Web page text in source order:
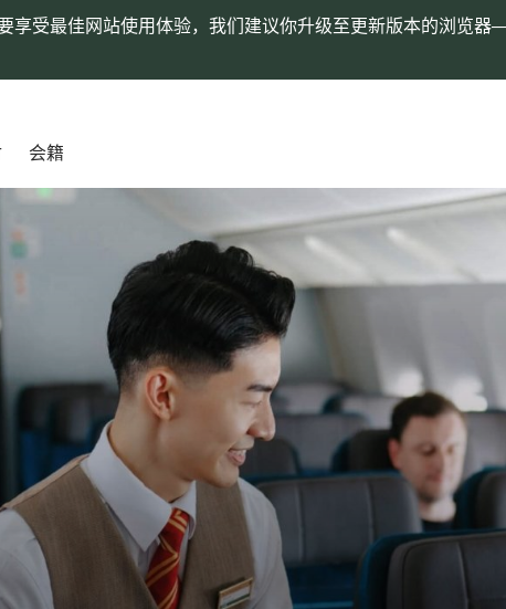
享受最佳网站使用体验，我们建议你升级至更新版本的浏览
会籍